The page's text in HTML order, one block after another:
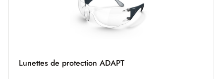
Lunettes de protection ADAPT